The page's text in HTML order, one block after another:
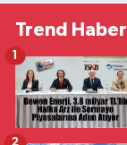
Trend
1